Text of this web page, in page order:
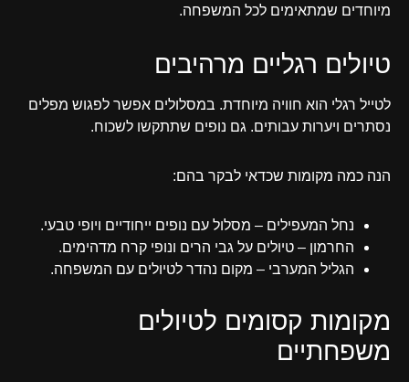
מיוחדים שמתאימים לכל המשפחה.
טיולים רגליים מרהיבים
לטייל רגלי הוא חוויה מיוחדת. במסלולים אפשר לפגוש מפלים
נסתרים ויערות עבותים. גם נופים שתתקשו לשכוח.
הנה כמה מקומות שכדאי לבקר בהם:
נחל המעפילים – מסלול עם נופים ייחודיים ויופי טבעי.
החרמון – טיולים על גבי הרים ונופי קרח מדהימים.
הגליל המערבי – מקום נהדר לטיולים עם המשפחה.
מקומות קסומים לטיולים
משפחתיים